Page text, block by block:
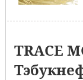
TRACE